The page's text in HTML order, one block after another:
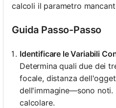
calcoli il parametro
Guida Passo-Passo
Identificare le Variabili
Determina quali due dei
focale, distanza
dell'immagine—sono noti.
calcolare.